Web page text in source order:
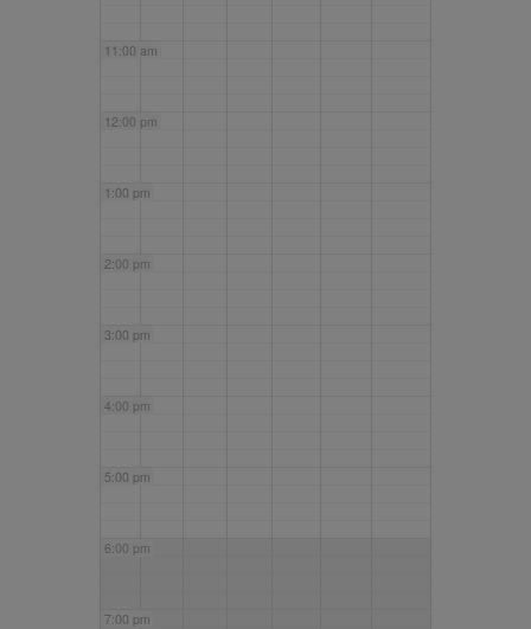
11:00 am
12:00 pm
1:00 pm
2:00 pm
3:00 pm
4:00 pm
5:00 pm
6:00 pm
7:00 pm